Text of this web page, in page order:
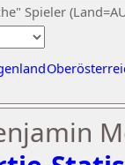
Spieler